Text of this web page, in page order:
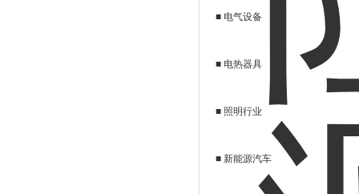
■ 电气设备
■ 电热器具
■ 照明行业
■ 新能源汽车